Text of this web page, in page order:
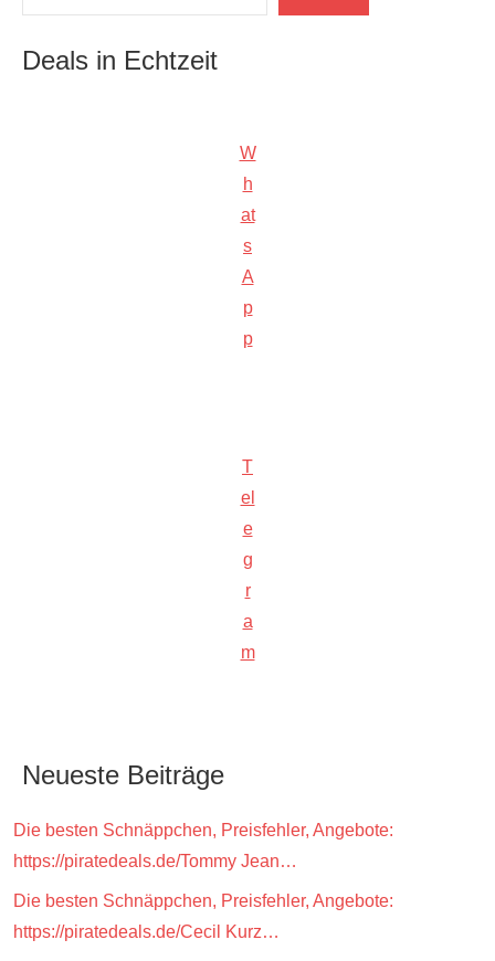
Deals in Echtzeit
W
h
at
s
A
p
p
T
el
e
g
r
a
m
Neueste Beiträge
Die besten Schnäppchen, Preisfehler, Angebote:
https://piratedeals.de/Tommy Jean…
Die besten Schnäppchen, Preisfehler, Angebote:
https://piratedeals.de/Cecil Kurz…